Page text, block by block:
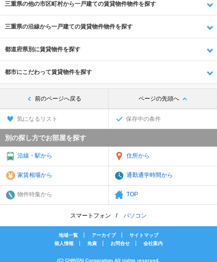
三重県の他の市区町村から一戸建ての賃貸物件物件を探す
三重県の沿線から一戸建ての賃貸物件物件を探す
都道府県別に賃貸物件を探す
都市にこだわって賃貸物件を探す
前のページへ戻る ページの先頭へ
気になるリスト 保存中の条件
別の探し方でお部屋を探す
沿線・駅から 住所から
家賃相場から 通勤通学時間から
物件特集から TOP
スマートフォン パソコン
地域一覧 アーカイブ
サイトマップ
個人情報
免責 お問合せ 会社案内
(C) CHINTAI Corporation All rights reserved.